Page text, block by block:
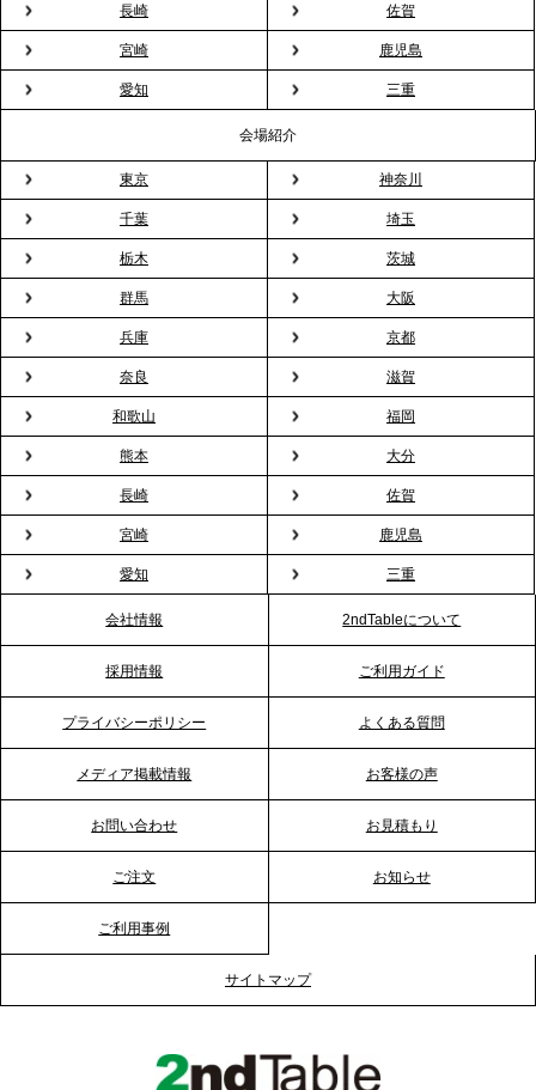
2026.3.16
プレスリリースのご案内｜2026年、春の親睦は「花
粉レス」な室内花見。福利厚生としても注目され
る、快適で新しいお花見体験
2026.3.5
プレスリリースのご案内｜「室内お花見」の法人利
用が前年比4倍に急増。オフィスに桜が届く福利厚生
の新定番
2026.2.13
プレスリリースのご案内｜オフィスが「１日限定の
バー」に！福利厚生・社内交流を格上げする《出張
バーテンダー》サービスを開始
2026.1.26
プレスリリースのご案内｜もう「義理チョコ」で悩
まない。職場のバレンタインをケータリングで“福利
厚生”化。採用にも効く新スタイルを提案
2026.1.23
RKB毎日放送「RKB NEWS」で、2ndTable「恵方
巻きケータリング」が紹介されました
2026.1.20
る？「恵方巻きケータリング」で、社内コミュニケ
ーションを活性化
2025.12.12
事提供を実施へ
長崎 佐賀
宮崎 鹿児島
愛知 三重
会場紹介
東京 神奈川
千葉 埼玉
栃木 茨城
群馬 大阪
兵庫 京都
奈良 滋賀
和歌山 福岡
熊本 大分
長崎 佐賀
宮崎 鹿児島
愛知 三重
会社情報 2ndTableについて
採用情報 ご利用ガイド
プライバシーポリシー よくある質問
メディア掲載情報 お客様の声
お問い合わせ お見積もり
ご注文 お知らせ
ご利用事例
サイトマップ